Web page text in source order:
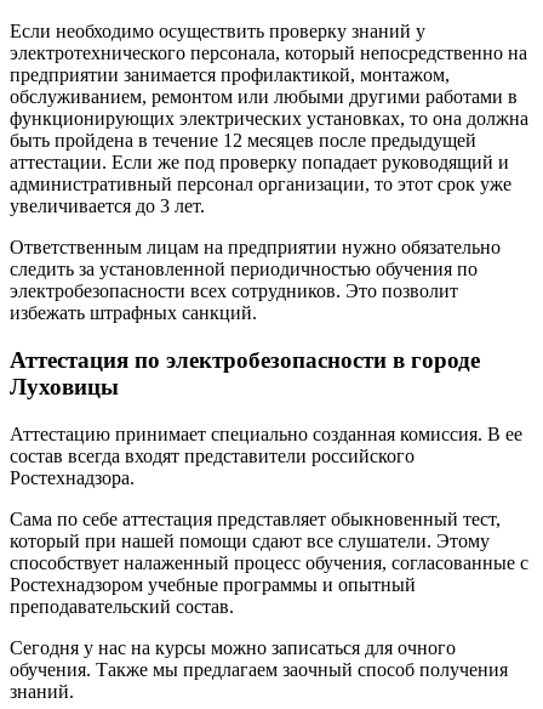
Если необходимо осуществить проверку знаний у
электротехнического персонала, который непосредственно на
предприятии занимается профилактикой, монтажом,
обслуживанием, ремонтом или любыми другими работами в
функционирующих электрических установках, то она должна
быть пройдена в течение 12 месяцев после предыдущей
аттестации. Если же под проверку попадает руководящий и
административный персонал организации, то этот срок уже
увеличивается до 3 лет.
Ответственным лицам на предприятии нужно обязательно
следить за установленной периодичностью обучения по
электробезопасности всех сотрудников. Это позволит
избежать штрафных санкций.
Аттестация по электробезопасности в городе
Луховицы
Аттестацию принимает специально созданная комиссия. В ее
состав всегда входят представители российского
Ростехнадзора.
Сама по себе аттестация представляет обыкновенный тест,
который при нашей помощи сдают все слушатели. Этому
способствует налаженный процесс обучения, согласованные с
Ростехнадзором учебные программы и опытный
преподавательский состав.
Сегодня у нас на курсы можно записаться для очного
обучения. Также мы предлагаем заочный способ получения
знаний.